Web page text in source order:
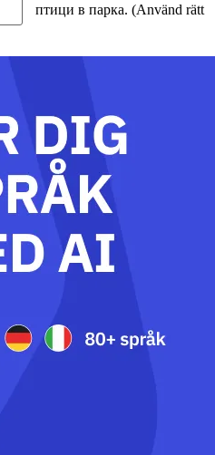
птици в парка. (Använd rätt